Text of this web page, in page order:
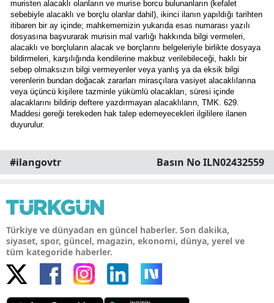
muristen alacaklı olanların ve murise borcu bulunanların (kefalet
sebebiyle alacaklı ve borçlu olanlar dahil), ikinci ilanın yapıldığı tarihten
itibaren bir ay içinde; mahkememizin yukarıda esas numarası yazılı
dosyasına başvurarak murisin mal varlığı hakkında bilgi vermeleri,
alacaklı ve borçluların alacak ve borçlarını belgeleriyle birlikte dosyaya
bildirmeleri, karşılığında kendilerine makbuz verilebileceği, haklı bir
sebep olmaksızın bilgi vermeyenler veya yanlış ya da eksik bilgi
verenlerin bundan doğacak zararları mirasçılara vasiyet alacaklılarına
veya üçüncü kişilere tazminle yükümlü olacakları, süresi içinde
alacaklarını bildirip deftere yazdırmayan alacaklıların, TMK. 629.
Maddesi gereği terekeden hak talep edemeyecekleri ilgililere ilanen
duyurulur.
#ilangovtr Basın No ILN02432559
Türkiye ve dünyadan en güncel haberler. Son dakika,
siyaset, spor, güncel, magazin, ekonomi, dünya, yerel ve
tüm kategoride haberler.